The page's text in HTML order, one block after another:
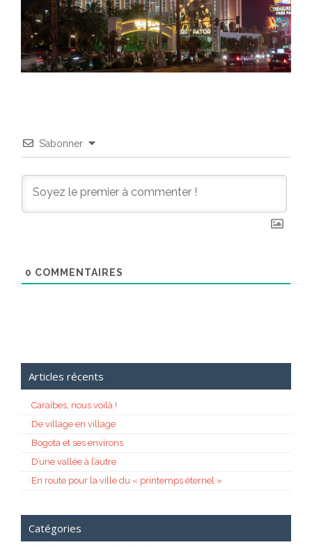
S’abonner
0 COMMENTAIRES
Articles récents
Caraïbes, nous voilà !
De village en village
Bogota et ses environs
D’une vallée à l’autre
En route pour la ville du « printemps éternel »
Catégories